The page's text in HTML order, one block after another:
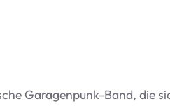
Gara­gen­punk-Band, die